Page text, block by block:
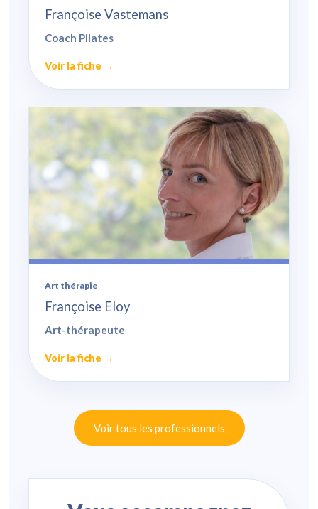
Françoise Vastemans
Coach Pilates
Voir la fiche →
Art thérapie
Françoise Eloy
Art-thérapeute
Voir la fiche →
Voir tous les professionnels